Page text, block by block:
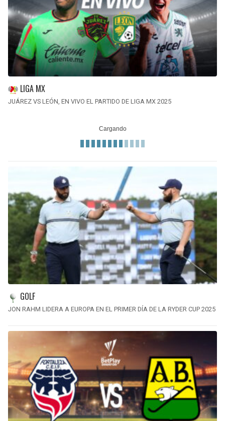
LIGA MX
JUÁREZ VS LEÓN, EN VIVO EL PARTIDO DE LIGA MX 2025
GOLF
JON RAHM LIDERA A EUROPA EN EL PRIMER DÍA DE LA RYDER CUP 2025